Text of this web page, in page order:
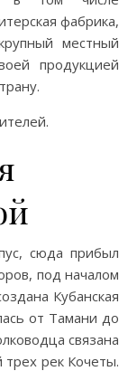
фабрика,
местный
продукцией
сюда прибыл
под началом
Кубанская
от Тамани до
связана
рек Кочеты.